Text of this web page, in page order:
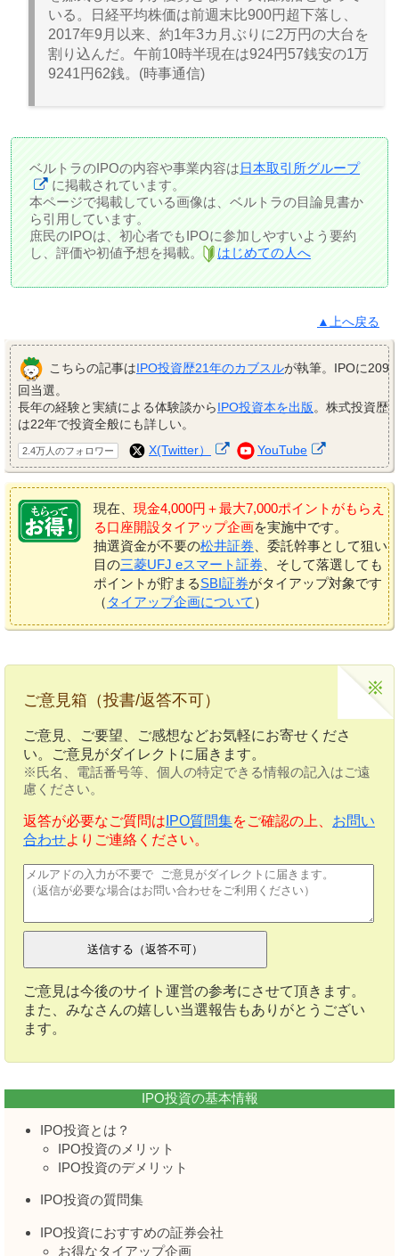
いる。日経平均株価は前週末比900円超下落し、
2017年9月以来、約1年3カ月ぶりに2万円の大台を
割り込んだ。午前10時半現在は924円57銭安の1万
9241円62銭。(時事通信)
ベルトラのIPOの内容や事業内容は日本取引所グループ
に掲載されています。
本ページで掲載している画像は、ベルトラの目論見書か
ら引用しています。
庶民のIPOは、初心者でもIPOに参加しやすいよう要約
し、評価や初値予想を掲載。
はじめての人へ
▲上へ戻る
こちらの記事はIPO投資歴21年のカブスルが執筆。IPOに209
回当選。
長年の経験と実績による体験談からIPO投資本を出版。株式投資歴
は22年で投資全般にも詳しい。
2.4万人のフォロワー X(Twitter） YouTube
現在、 現金4,000円＋最大7,000ポイントがもらえ
る口座開設タイアップ企画を実施中です。
抽選資金が不要の松井証券 、委託幹事として狙い
目の三菱UFJ eスマート証券 、そして落選しても
ポイントが貯まるSBI証券がタイアップ対象です
（ タイアップ企画について ）
ご意見箱（投書/返答不可）
ご意見、ご要望、ご感想などお気軽にお寄せくださ
い。ご意見がダイレクトに届きます。
※氏名、電話番号等、個人の特定できる情報の記入はご遠
慮ください。
返答が必要なご質問は IPO質問集をご確認の上、 お問い
合わせよりご連絡ください。
ご意見は今後のサイト運営の参考にさせて頂きます。
また、みなさんの嬉しい当選報告もありがとうござい
ます。
IPO投資の基本情報
IPO投資とは？
IPO投資のメリット
IPO投資のデメリット
IPO投資の質問集
IPO投資におすすめの証券会社
お得なタイアップ企画